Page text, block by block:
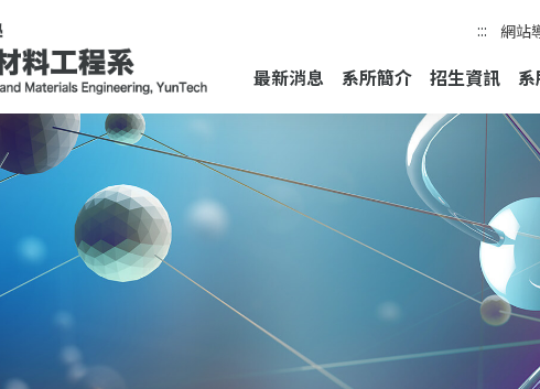
::: 網站
最新消息 系所簡介 招生資訊